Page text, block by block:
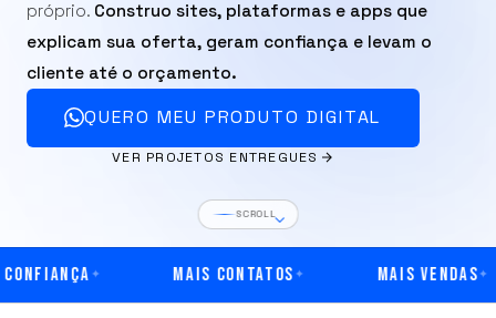
próprio. Construo sites, plataformas e apps que
explicam sua oferta, geram confiança e levam o
cliente até o orçamento.
QUERO MEU PRODUTO DIGITAL
VER PROJETOS ENTREGUES
SCROLL
✦ Mais contatos ✦ Mais vendas✦